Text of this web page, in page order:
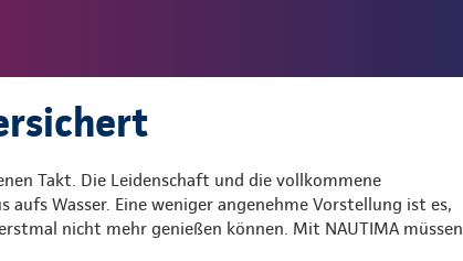
Takt. Die Leidenschaft und die vollkommene
Wasser. Eine weniger angenehme Vorstellung ist es,
nicht mehr genießen können. Mit NAUTIMA müssen